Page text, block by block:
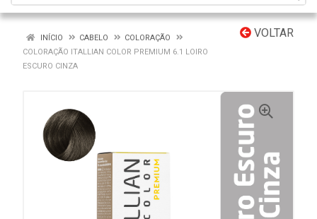
VOLTAR
INÍCIO CABELO
COLORAÇÃO
COLORAÇÃO ITALLIAN COLOR PREMIUM 6.1 LOIRO
ESCURO CINZA